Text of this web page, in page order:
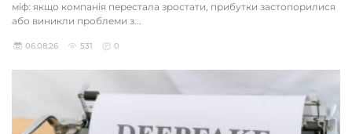
міф: якщо компанія перестала зростати, прибутки застопорилися
або виникли проблеми з...
06.08.26 531 0